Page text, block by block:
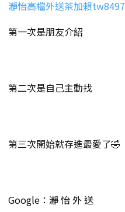
瀞怡高檔外送茶加賴tw8497
第一次是朋友介紹
第二次是自己主動找
第三次開始就存進最愛了🤣
Google：瀞 怡 外 送